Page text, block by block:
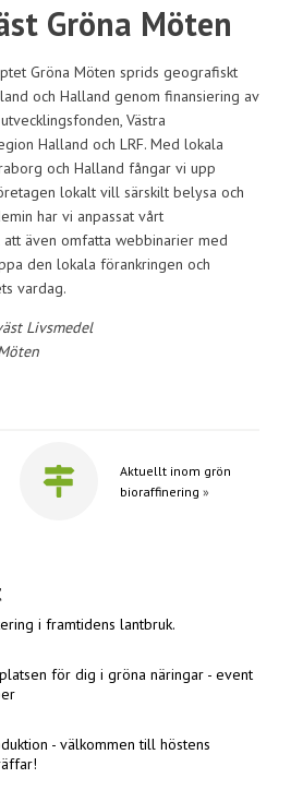
Gröna Möten
Gröna Möten sprids geografiskt
och Halland genom finansiering av
Västra
Halland och LRF. Med lokala
och Halland fångar vi upp
lokalt vill särskilt belysa och
har vi anpassat vårt
även omfatta webbinarier med
den lokala förankringen och
vardag.
Livsmedel
Aktuellt inom grön
bioraffinering »
i framtidens lantbruk.
för dig i gröna näringar - event
- välkommen till höstens